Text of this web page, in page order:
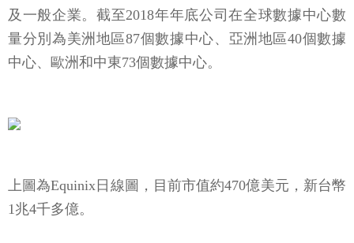
及一般企業。截至2018年年底公司在全球數據中心數
量分別為美洲地區87個數據中心、亞洲地區40個數據
中心、歐洲和中東73個數據中心。
上圖為Equinix日線圖，目前市值約470億美元，新台幣
1兆4千多億。